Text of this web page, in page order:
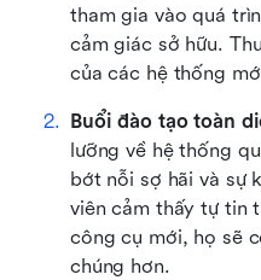
tham gia vào quá
cảm giác sở hữu.
của các hệ thống
Buổi đào tạo toàn
lưỡng về hệ thống
bớt nỗi sợ hãi và sự
viên cảm thấy tự tin
công cụ mới, họ sẽ
chúng hơn.